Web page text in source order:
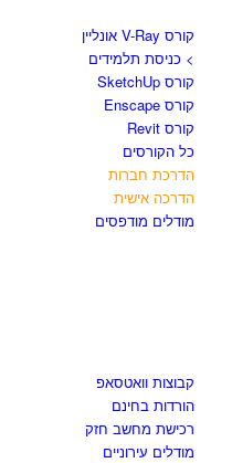
קורס V-Ray אונליין
> כניסת תלמידים
קורס SketchUp
קורס Enscape
קורס Revit
כל הקורסים
הדרכת חברות
הדרכה אישית
מודלים מודפסים
קבוצות וואטסאפ
הורדות בחינם
רכישת מחשב חזק
מודלים עירוניים